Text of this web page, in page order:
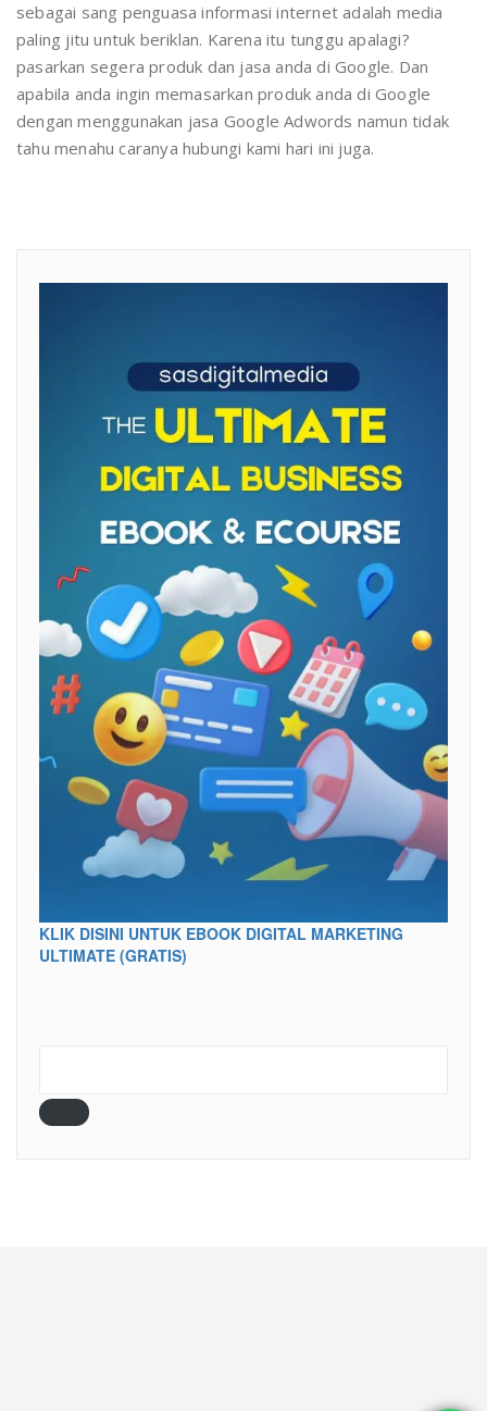
sebagai sang penguasa informasi internet adalah media
paling jitu untuk beriklan. Karena itu tunggu apalagi?
pasarkan segera produk dan jasa anda di Google. Dan
apabila anda ingin memasarkan produk anda di Google
dengan menggunakan jasa Google Adwords namun tidak
tahu menahu caranya hubungi kami hari ini juga.
KLIK DISINI UNTUK EBOOK DIGITAL MARKETING
ULTIMATE (GRATIS)